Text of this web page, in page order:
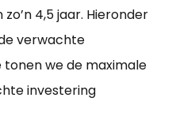
4,5 jaar. Hieronder
verwachte
we de maximale
investering